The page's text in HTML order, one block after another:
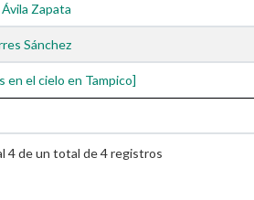
Zapata
Sánchez
en el cielo en Tampico]
4 de un total de 4 registros